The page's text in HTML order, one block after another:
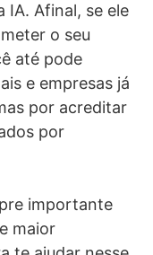
IA. Afinal, se ele
o seu
até pode
e empresas já
por acreditar
por
importante
maior